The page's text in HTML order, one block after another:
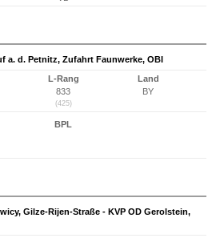
a. d. Petnitz, Zufahrt Faunwerke, OBI
L-Rang
833
(425)
Land
BY
BPL
Gilze-Rijen-Straße - KVP OD Gerolstein,